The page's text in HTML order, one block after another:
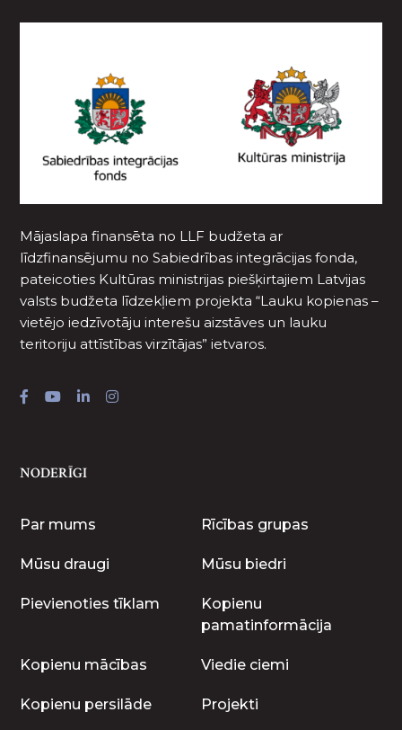
Mājaslapa finansēta no LLF budžeta ar
līdzfinansējumu no Sabiedrības integrācijas fonda,
pateicoties Kultūras ministrijas piešķirtajiem Latvijas
valsts budžeta līdzekļiem projekta “Lauku kopienas –
vietējo iedzīvotāju interešu aizstāves un lauku
teritoriju attīstības virzītājas” ietvaros.
NODERĪGI
Par mums Rīcības grupas
Mūsu draugi Mūsu biedri
Pievienoties tīklam
Kopienu
pamatinformācija
Kopienu mācības Viedie ciemi
Kopienu persilāde Projekti